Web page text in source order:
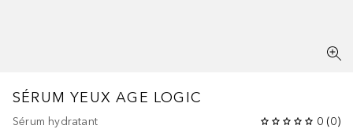
SÉRUM YEUX AGE LOGIC
Sérum hydratant 0 (0)